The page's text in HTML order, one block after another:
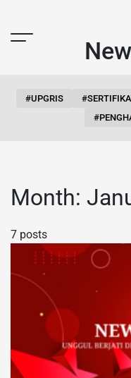
content
#UPGRIS
Month:
7 posts